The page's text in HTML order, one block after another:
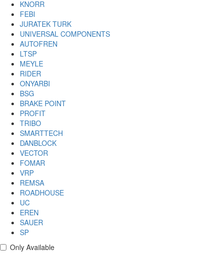
KNORR
FEBI
JURATEK TURK
UNIVERSAL COMPONENTS
AUTOFREN
LTSP
MEYLE
RIDER
ONYARBI
BSG
BRAKE POINT
PROFIT
TRIBO
SMARTTECH
DANBLOCK
VECTOR
FOMAR
VRP
REMSA
ROADHOUSE
UC
EREN
SAUER
SP
Only Available